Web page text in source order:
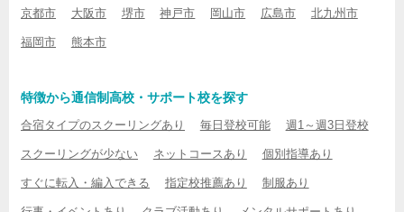
京都市 大阪市 堺市 神戸市 岡山市 広島市 北九州市
福岡市 熊本市
特徴から通信制高校・サポート校を探す
合宿タイプのスクーリングあり 毎日登校可能 週1～週3日登校
スクーリングが少ない ネットコースあり 個別指導あり
すぐに転入・編入できる 指定校推薦あり 制服あり